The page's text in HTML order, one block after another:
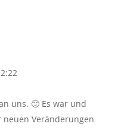
uns. 🙂 Es war und
Veränderungen